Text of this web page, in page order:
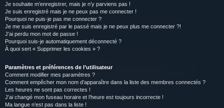
Je souhaite m’enregistrer, mais je n’y parviens pas !
Je suis enregistré mais je ne peux pas me connecter !
Pourquoi ne puis-je pas me connecter ?
Je me suis enregistré par le passé mais je ne peux plus me connecter ?!
J’ai perdu mon mot de passe !
Pourquoi suis-je automatiquement déconnecté ?
À quoi sert « Supprimer les cookies » ?
Paramètres et préférences de l’utilisateur
Comment modifier mes paramètres ?
Comment empêcher mon nom d’apparaître dans la liste des membres connectés ?
Les heures ne sont pas correctes !
J’ai changé mon fuseau horaire et l’heure est toujours incorrecte !
Ma langue n’est pas dans la liste !